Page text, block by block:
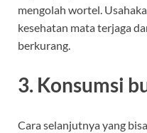
mengolah wortel.
kesehatan mata terjaga
berkurang.
3. Konsumsi
Cara selanjutnya yang